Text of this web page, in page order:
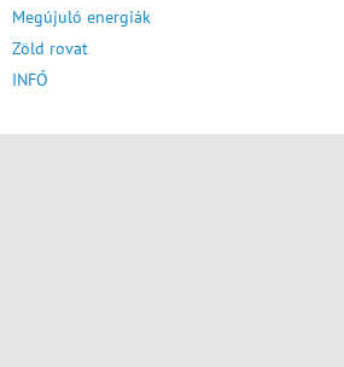
Megújuló energiák
Zöld rovat
INFÓ